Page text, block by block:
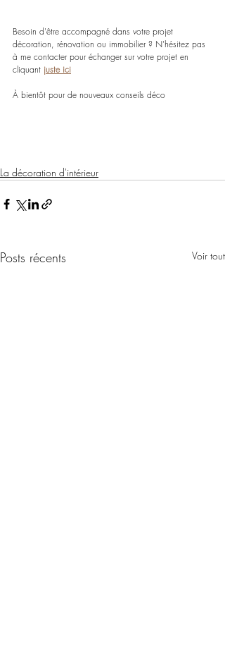
Besoin d'être accompagné dans votre projet
décoration, rénovation ou immobilier ? N'hésitez pas
à me contacter pour échanger sur votre projet en
cliquant juste ici
À bientôt pour de nouveaux conseils déco
La décoration d'intérieur
Posts récents Voir tout